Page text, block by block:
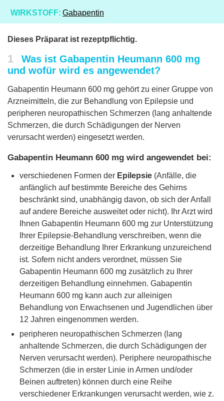
WIRKSTOFF: Gabapentin
Dieses Präparat ist rezeptpflichtig.
1
Was ist Gabapentin Heumann 600 mg
und wofür wird es angewendet?
Gabapentin Heumann 600 mg gehört zu einer Gruppe von
Arzneimitteln, die zur Behandlung von Epilepsie und
peripheren neuropathischen Schmerzen (lang anhaltende
Schmerzen, die durch Schädigungen der Nerven
verursacht werden) eingesetzt werden.
Gabapentin Heumann 600 mg wird angewendet bei:
verschiedenen Formen der Epilepsie (Anfälle, die
anfänglich auf bestimmte Bereiche des Gehirns
beschränkt sind, unabhängig davon, ob sich der Anfall
auf andere Bereiche ausweitet oder nicht). Ihr Arzt wird
Ihnen Gabapentin Heumann 600 mg zur Unterstützung
Ihrer Epilepsie-Behandlung verschreiben, wenn die
derzeitige Behandlung Ihrer Erkrankung unzureichend
ist. Sofern nicht anders verordnet, müssen Sie
Gabapentin Heumann 600 mg zusätzlich zu Ihrer
derzeitigen Behandlung einnehmen. Gabapentin
Heumann 600 mg kann auch zur alleinigen
Behandlung von Erwachsenen und Jugendlichen über
12 Jahren eingenommen werden.
peripheren neuropathischen Schmerzen (lang
anhaltende Schmerzen, die durch Schädigungen der
Nerven verursacht werden). Periphere neuropathische
Schmerzen (die in erster Linie in Armen und/oder
Beinen auftreten) können durch eine Reihe
verschiedener Erkrankungen verursacht werden, wie z.